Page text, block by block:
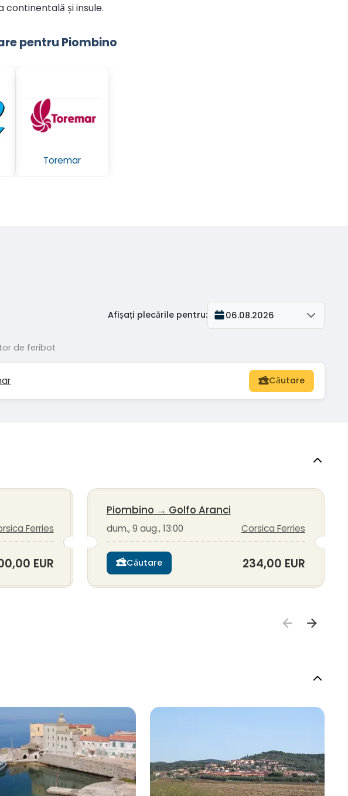
și insule.
pentru Piombino
Toremar
Afișați plecările pentru: 06.08.2026
de feribot
Căutare
Ferries
EUR
Piombino → Golfo Aranci
dum., 9 aug., 13:00 Corsica Ferries
Căutare 234,00 EUR